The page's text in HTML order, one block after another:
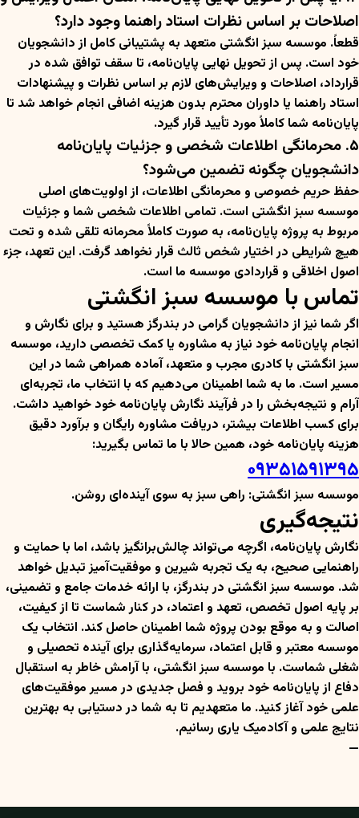
اصلاحات بر اساس نظرات استاد راهنما وجود دارد؟
قطعاً. موسسه سبز انگشتی متعهد به پشتیبانی کامل از دانشجویان
خود است. پس از تحویل نهایی پایان‌نامه، تا سقف توافق شده در
قرارداد، اصلاحات و ویرایش‌های لازم بر اساس نظرات و پیشنهادات
استاد راهنما یا داوران محترم بدون هزینه اضافی انجام خواهد شد تا
پایان‌نامه شما کاملاً مورد تأیید قرار گیرد.
۵. محرمانگی اطلاعات شخصی و جزئیات پایان‌نامه
دانشجویان چگونه تضمین می‌شود؟
حفظ حریم خصوصی و محرمانگی اطلاعات، از اولویت‌های اصلی
موسسه سبز انگشتی است. تمامی اطلاعات شخصی شما و جزئیات
مربوط به پروژه پایان‌نامه، به صورت کاملاً محرمانه تلقی شده و تحت
هیچ شرایطی در اختیار شخص ثالث قرار نخواهد گرفت. این تعهد، جزء
اصول اخلاقی و قراردادی موسسه ما است.
تماس با موسسه سبز انگشتی
اگر شما نیز از دانشجویان گرامی در بندرگز هستید و برای نگارش و
انجام پایان‌نامه خود نیاز به مشاوره یا کمک تخصصی دارید، موسسه
سبز انگشتی با کادری مجرب و متعهد، آماده همراهی شما در این
مسیر است. ما به شما اطمینان می‌دهیم که با انتخاب ما، تجربه‌ای
آرام و نتیجه‌بخش را در فرآیند نگارش پایان‌نامه خود خواهید داشت.
برای کسب اطلاعات بیشتر، دریافت مشاوره رایگان و برآورد دقیق
هزینه پایان‌نامه خود، همین حالا با ما تماس بگیرید:
۰۹۳۵۱۵۹۱۳۹۵
موسسه سبز انگشتی: راهی سبز به سوی آینده‌ای روشن.
نتیجه‌گیری
نگارش پایان‌نامه، اگرچه می‌تواند چالش‌برانگیز باشد، اما با حمایت و
راهنمایی صحیح، به یک تجربه شیرین و موفقیت‌آمیز تبدیل خواهد
شد. موسسه سبز انگشتی در بندرگز، با ارائه خدمات جامع و تضمینی،
بر پایه اصول تخصص، تعهد و اعتماد، در کنار شماست تا از کیفیت،
اصالت و به موقع بودن پروژه شما اطمینان حاصل کند. انتخاب یک
موسسه معتبر و قابل اعتماد، سرمایه‌گذاری برای آینده تحصیلی و
شغلی شماست. با موسسه سبز انگشتی، با آرامش خاطر به استقبال
دفاع از پایان‌نامه خود بروید و فصل جدیدی در مسیر موفقیت‌های
علمی خود آغاز کنید. ما متعهدیم تا به شما در دستیابی به بهترین
نتایج علمی و آکادمیک یاری رسانیم.
—